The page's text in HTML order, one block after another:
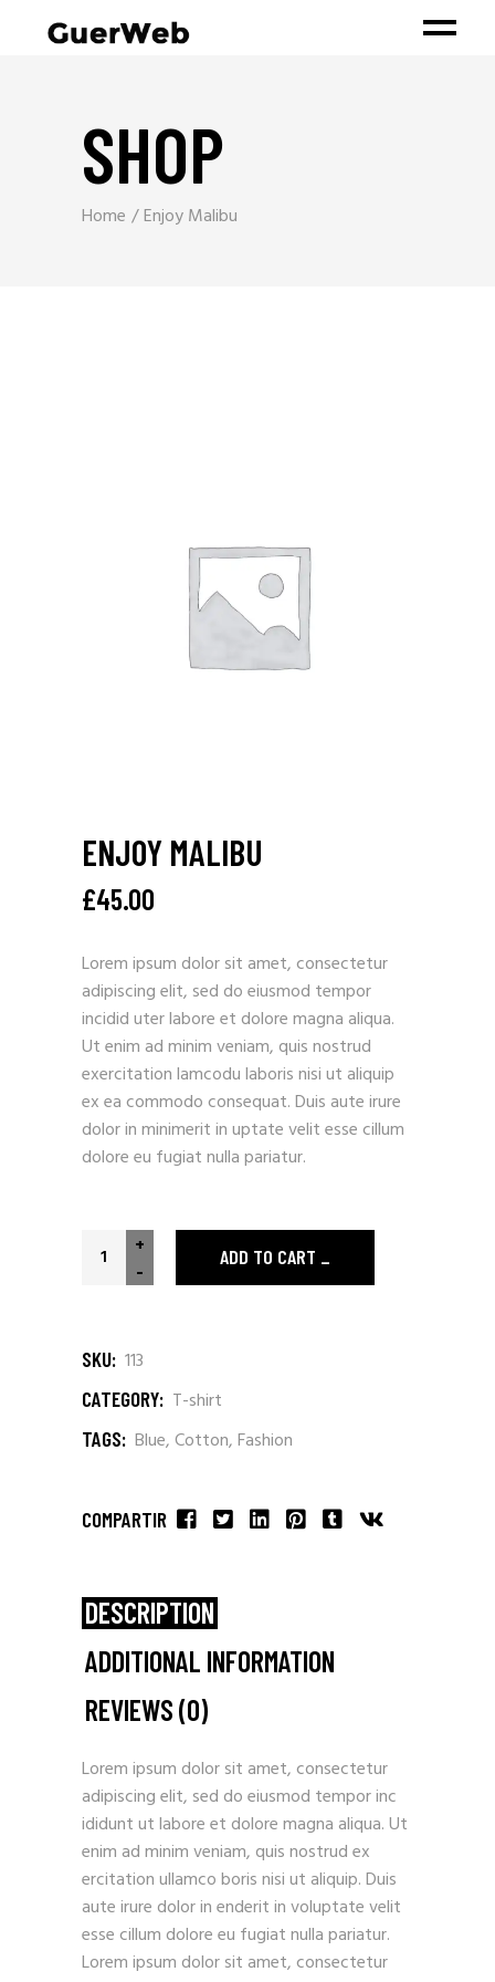
SHOP
Home Enjoy Malibu
ENJOY MALIBU
£45.00
Lorem ipsum dolor sit amet, consectetur
adipiscing elit, sed do eiusmod tempor
incidid uter labore et dolore magna aliqua.
Ut enim ad minim veniam, quis nostrud
exercitation lamcodu laboris nisi ut aliquip
ex ea commodo consequat. Duis aute irure
dolor in minimerit in uptate velit esse cillum
dolore eu fugiat nulla pariatur.
Enjoy Malibu quantity
-
+ ADD TO CART
SKU: 113
CATEGORY: T-shirt
TAGS: Blue,Cotton,Fashion
COMPARTIR
DESCRIPTION
ADDITIONAL INFORMATION
REVIEWS (0)
Lorem ipsum dolor sit amet, consectetur
adipiscing elit, sed do eiusmod tempor inc
ididunt ut labore et dolore magna aliqua. Ut
enim ad minim veniam, quis nostrud ex
ercitation ullamco boris nisi ut aliquip. Duis
aute irure dolor in enderit in voluptate velit
esse cillum dolore eu fugiat nulla pariatur.
Lorem ipsum dolor sit amet, consectetur